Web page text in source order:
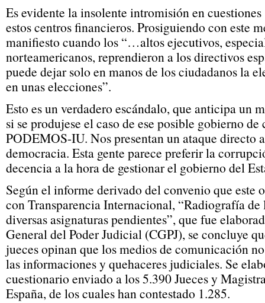
Es evidente la insolente intromisión en cuestiones
estos centros financieros. Prosiguiendo con este
manifiesto cuando los “…altos ejecutivos,
norteamericanos, reprendieron a los directivos
puede dejar solo en manos de los ciudadanos la
en unas elecciones”.
Esto es un verdadero escándalo, que anticipa un
si se produjese el caso de ese posible gobierno
PODEMOS-IU. Nos presentan un ataque directo
democracia. Esta gente parece preferir la
decencia a la hora de gestionar el gobierno del
Según el informe derivado del convenio que este
con Transparencia Internacional, “Radiografía de
diversas asignaturas pendientes”, que fue
General del Poder Judicial (CGPJ), se concluye
jueces opinan que los medios de comunicación
las informaciones y quehaceres judiciales. Se
cuestionario enviado a los 5.390 Jueces y
España, de los cuales han contestado 1.285.